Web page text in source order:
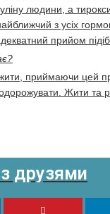
людини, а
з усіх
прийом
приймаючи цей
Жити та
друзями